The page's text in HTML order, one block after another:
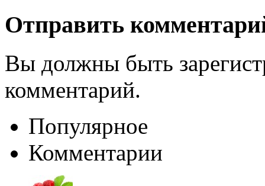
Отправить
Вы должны быть
комментарий.
Популярное
Комментарии